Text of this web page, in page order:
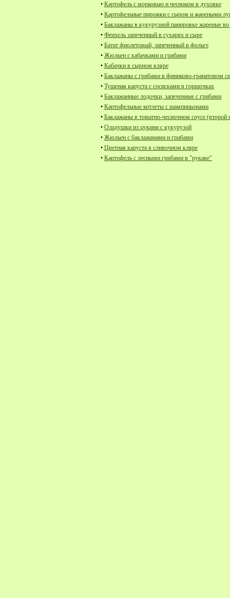
• Картофель с морковью и чесноком в духовке
• Картофельные пирожки с сыром и жареными
• Баклажаны в кукурузной панировке жареные
• Фенхель запеченный в сухарях и сыре
• Батат фиолетовый, запеченный в фольге
• Жюльен с кабачками и грибами
• Кабачки в сырном кляре
• Баклажаны с грибами в финиково-гранатовом
• Тушеная капуста с сосисками в горшочках
• Баклажанные лодочки, запеченные с грибами
• Картофельные котлеты с шампиньонами
• Баклажаны в томатно-чесночном соусе (второй
• Оладушки из цукини с кукурузой
• Жюльен с баклажанами и грибами
• Цветная капуста в сливочном кляре
• Картофель с лесными грибами в "рукаве"